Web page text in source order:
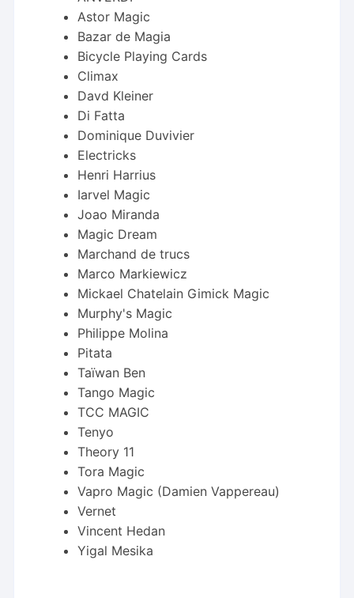
Astor Magic
Bazar de Magia
Bicycle Playing Cards
Climax
Davd Kleiner
Di Fatta
Dominique Duvivier
Electricks
Henri Harrius
Iarvel Magic
Joao Miranda
Magic Dream
Marchand de trucs
Marco Markiewicz
Mickael Chatelain Gimick Magic
Murphy's Magic
Philippe Molina
Pitata
Taïwan Ben
Tango Magic
TCC MAGIC
Tenyo
Theory 11
Tora Magic
Vapro Magic (Damien Vappereau)
Vernet
Vincent Hedan
Yigal Mesika